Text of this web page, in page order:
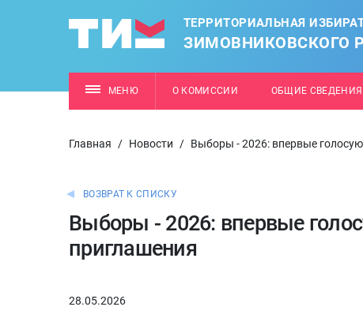
ТЕРРИТОРИАЛЬНАЯ
ЗИМОВНИКОВСКОГО
МЕНЮ О КОМИССИИ ОБЩИЕ СВЕДЕНИЯ
Главная / Новости / Выборы - 2026: впервые
ВОЗВРАТ К СПИСКУ
Выборы - 2026: впервые
приглашения
28.05.2026